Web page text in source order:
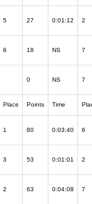
5 27 0:01:12 2
6 18 NS 7
0 NS 7
Place Points Time
1 80 0:03:40 6
3 53 0:01:01 2
2 63 0:04:08 7